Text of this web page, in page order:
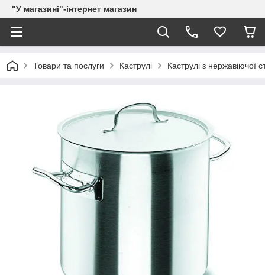
"У магазині"-інтернет магазин
Товари та послуги Каструлі Каструлі з нержавіючої